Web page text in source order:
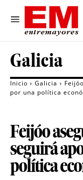
Galicia
Inicio Galicia
por una política
Feijóo
seguirá
política